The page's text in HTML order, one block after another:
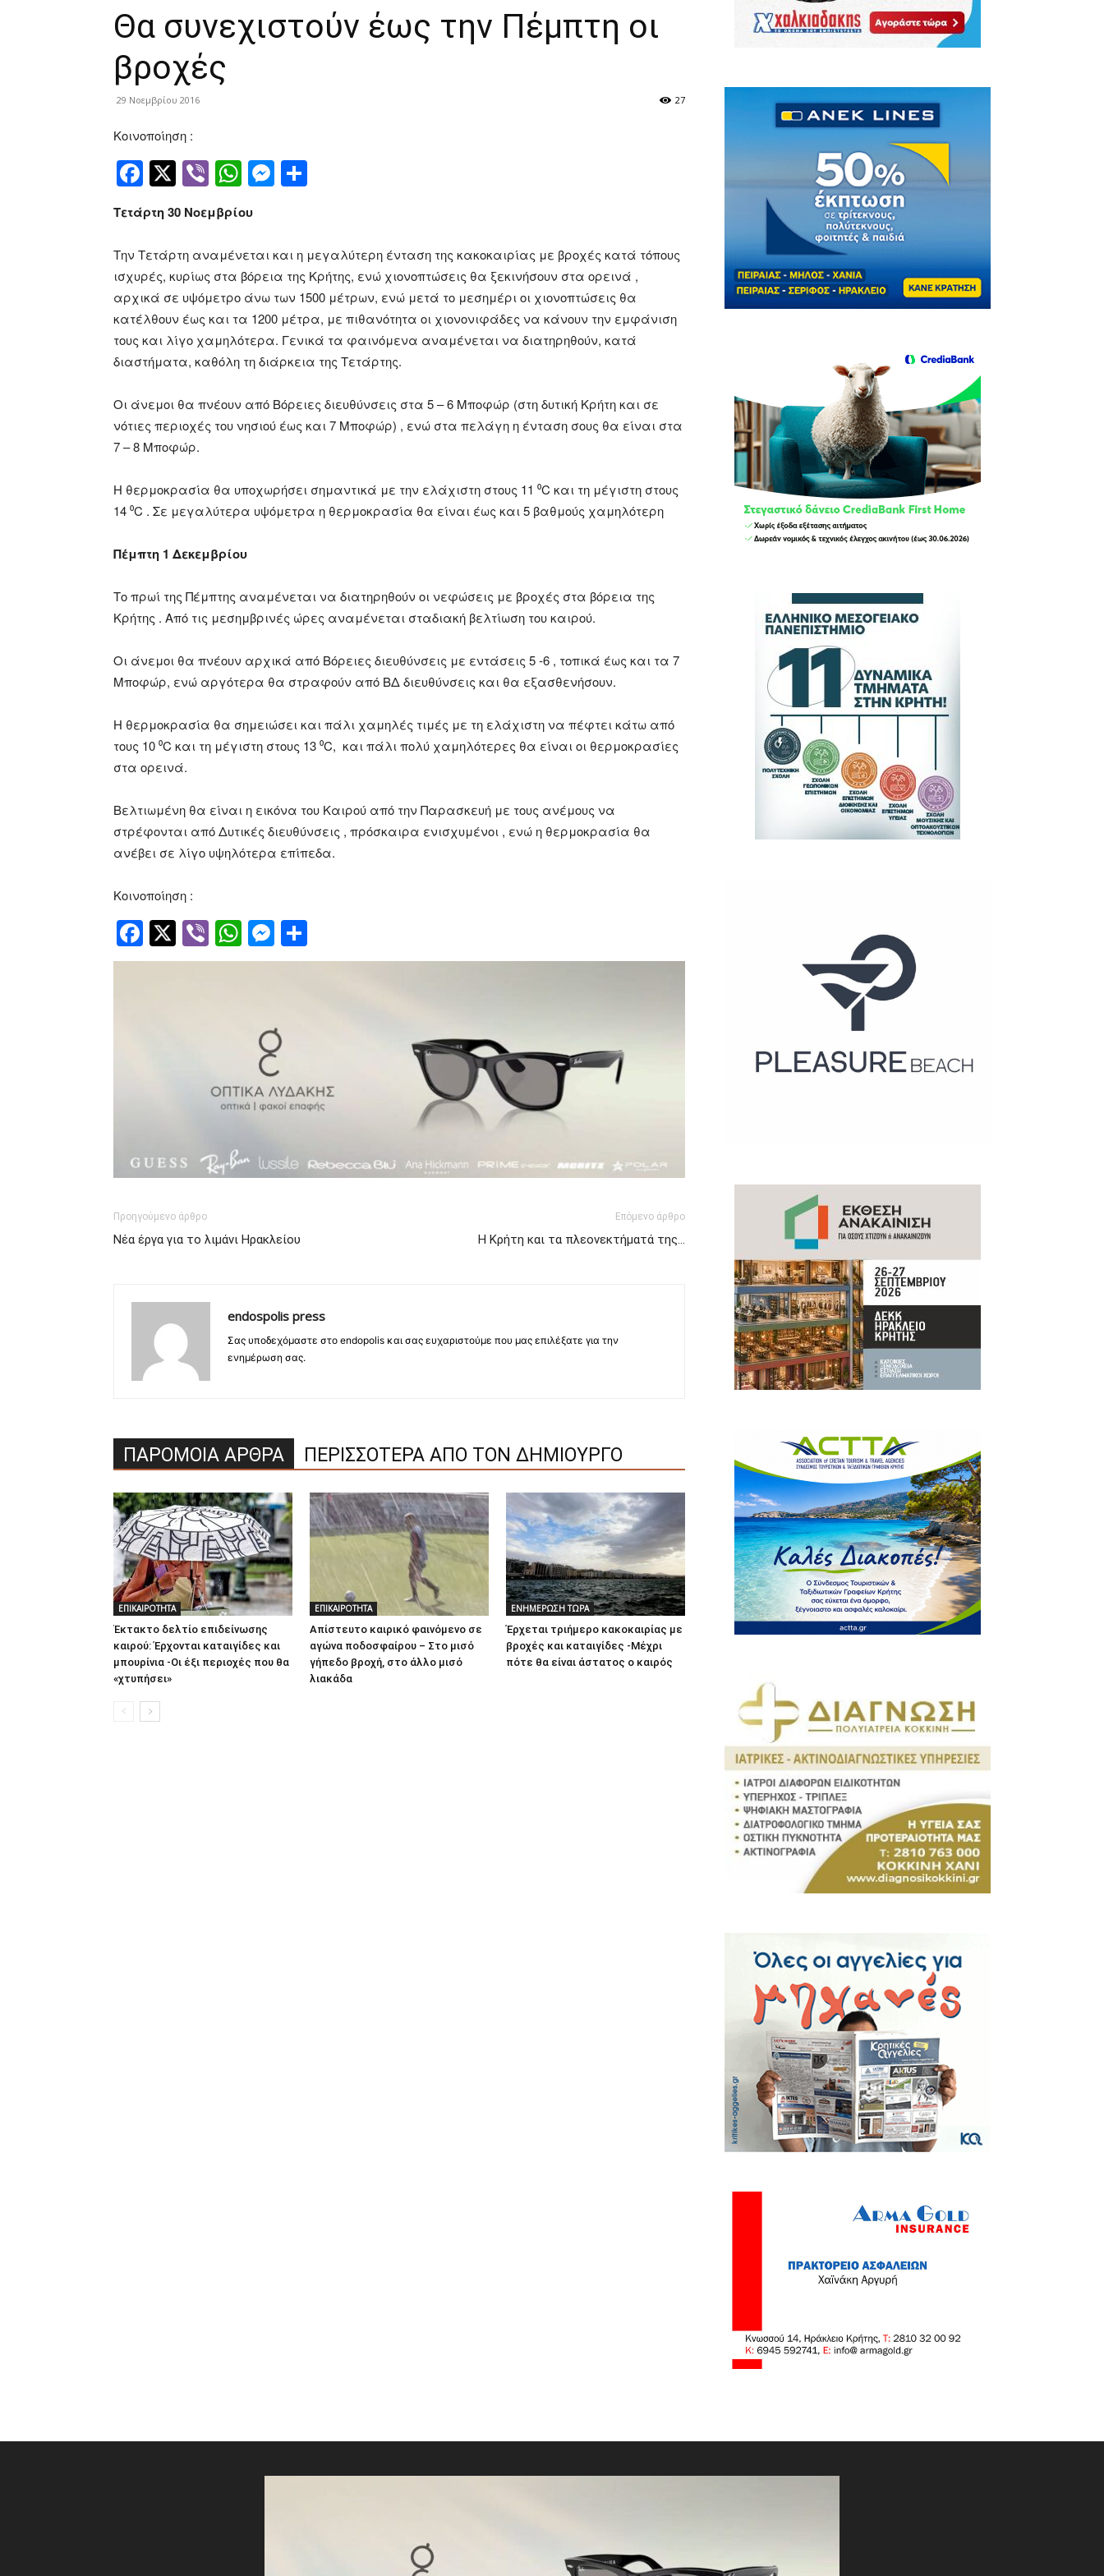
Θα συνεχιστούν έως την Πέμπτη οι
βροχές
29 Νοεμβρίου 2016 27
Κοινοποίηση :
Facebook
Twitter
ViberWhatsApp
Messenger
Τετάρτη 30 Νοεμβρίου
Την Τετάρτη αναμένεται και η μεγαλύτερη ένταση της κακοκαιρίας με βροχές κατά τόπους
ισχυρές, κυρίως στα βόρεια της Κρήτης, ενώ χιονοπτώσεις θα ξεκινήσουν στα ορεινά ,
αρχικά σε υψόμετρο άνω των 1500 μέτρων, ενώ μετά το μεσημέρι οι χιονοπτώσεις θα
κατέλθουν έως και τα 1200 μέτρα, με πιθανότητα οι χιονονιφάδες να κάνουν την εμφάνιση
τους και λίγο χαμηλότερα. Γενικά τα φαινόμενα αναμένεται να διατηρηθούν, κατά
διαστήματα, καθόλη τη διάρκεια της Τετάρτης.
Οι άνεμοι θα πνέουν από Βόρειες διευθύνσεις στα 5 – 6 Μποφώρ (στη δυτική Κρήτη και σε
νότιες περιοχές του νησιού έως και 7 Μποφώρ) , ενώ στα πελάγη η ένταση σους θα είναι στα
7 – 8 Μποφώρ.
Η θερμοκρασία θα υποχωρήσει σημαντικά με την ελάχιστη στους 11 ⁰C και τη μέγιστη στους
14 ⁰C . Σε μεγαλύτερα υψόμετρα η θερμοκρασία θα είναι έως και 5 βαθμούς χαμηλότερη
Πέμπτη 1 Δεκεμβρίου
Το πρωί της Πέμπτης αναμένεται να διατηρηθούν οι νεφώσεις με βροχές στα βόρεια της
Κρήτης . Από τις μεσημβρινές ώρες αναμένεται σταδιακή βελτίωση του καιρού.
Οι άνεμοι θα πνέουν αρχικά από Βόρειες διευθύνσεις με εντάσεις 5 -6 , τοπικά έως και τα 7
Μποφώρ, ενώ αργότερα θα στραφούν από ΒΔ διευθύνσεις και θα εξασθενήσουν.
Η θερμοκρασία θα σημειώσει και πάλι χαμηλές τιμές με τη ελάχιστη να πέφτει κάτω από
τους 10 ⁰C και τη μέγιστη στους 13 ⁰C, και πάλι πολύ χαμηλότερες θα είναι οι θερμοκρασίες
στα ορεινά.
Βελτιωμένη θα είναι η εικόνα του Καιρού από την Παρασκευή με τους ανέμους να
στρέφονται από Δυτικές διευθύνσεις , πρόσκαιρα ενισχυμένοι , ενώ η θερμοκρασία θα
ανέβει σε λίγο υψηλότερα επίπεδα.
Κοινοποίηση :
Facebook
Twitter
ViberWhatsApp
Messenger
Προηγούμενο άρθρο
Νέα έργα για το λιμάνι Ηρακλείου
Επόμενο άρθρο
Η Κρήτη και τα πλεονεκτήματά της…
endospolis press
Σας υποδεχόμαστε στο endopolis και σας ευχαριστούμε που μας επιλέξατε για την
ενημέρωση σας.
ΠΑΡΟΜΟΙΑ ΑΡΘΡΑ ΠΕΡΙΣΣΟΤΕΡΑ ΑΠΟ ΤΟΝ ΔΗΜΙΟΥΡΓΟ
ΕΠΙΚΑΙΡΟΤΗΤΑ
Έκτακτο δελτίο επιδείνωσης
καιρού: Έρχονται καταιγίδες και
μπουρίνια -Οι έξι περιοχές που θα
«χτυπήσει»
ΕΠΙΚΑΙΡΟΤΗΤΑ
Απίστευτο καιρικό φαινόμενο σε
αγώνα ποδοσφαίρου – Στο μισό
γήπεδο βροχή, στο άλλο μισό
λιακάδα
ΕΝΗΜΕΡΩΣΗ ΤΩΡΑ
Έρχεται τριήμερο κακοκαιρίας με
βροχές και καταιγίδες -Μέχρι
πότε θα είναι άστατος ο καιρός